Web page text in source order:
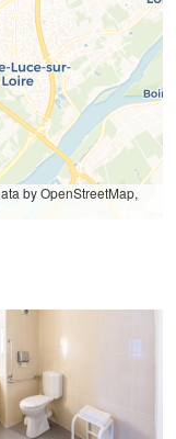
by OpenStreetMap,